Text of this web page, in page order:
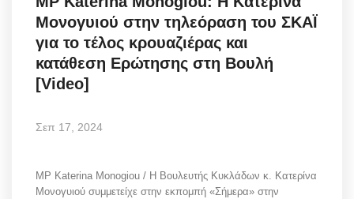
Μονογυιού στην τηλεόραση του ΣΚΑΪ
για το τέλος κρουαζιέρας και
κατάθεση Ερώτησης στη Βουλή
[Video]
Σεπ 17, 2024
MP Katerina Monogiou / Η Βουλευτής Κυκλάδων κ. Κατερίνα
Μονογυιού συμμετείχε στην εκπομπή «Σήμερα» στην